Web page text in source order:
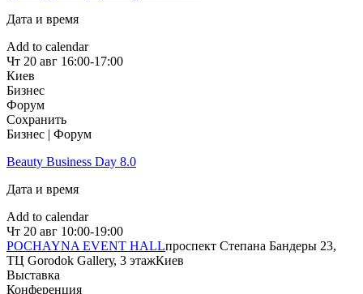
Дата и время
Add to calendar
Чт 20 авг 16:00-17:00
Киев
Бизнес
Форум
Сохранить
Бизнес | Форум
Beauty Business Day 8.0
Дата и время
Add to calendar
Чт 20 авг 10:00-19:00
POCHAYNA EVENT HALLпроспект Степана Бандеры 23,
ТЦ Gorodok Gallerу, 3 этажКиев
Выставка
Конференция